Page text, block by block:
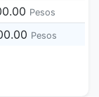
Pesos
Pesos